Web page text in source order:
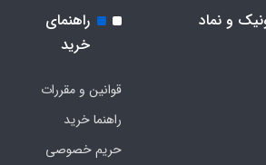
و نماد
راهنمای
خرید
قوانین و مقررات
راهنما خرید
حریم خصوصی